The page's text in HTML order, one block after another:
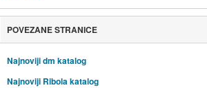
POVEZANE STRANICE
Najnoviji dm katalog
Najnoviji Ribola katalog